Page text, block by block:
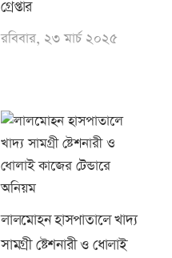
গ্রেপ্তার
রবিবার, ২৩ মার্চ ২০২৫
লালমোহন হাসপাতালে খাদ্য
সামগ্রী ষ্টেশনারী ও ধোলাই